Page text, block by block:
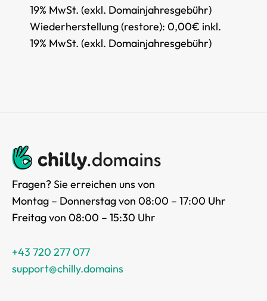
19% MwSt. (exkl. Domainjahresgebühr)
Wiederherstellung (restore): 0,00€ inkl.
19% MwSt. (exkl. Domainjahresgebühr)
Fragen? Sie erreichen uns von
Montag – Donnerstag von 08:00 – 17:00 Uhr
Freitag von 08:00 – 15:30 Uhr
+43 720 277 077
support@chilly.domains